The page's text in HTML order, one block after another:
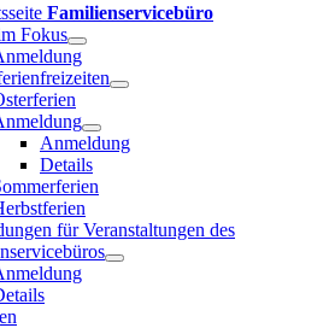
Familienservicebüro
Fokus
Anmeldung
Details
für Veranstaltungen des